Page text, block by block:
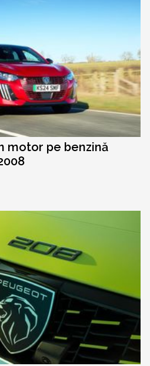
motor pe benzină